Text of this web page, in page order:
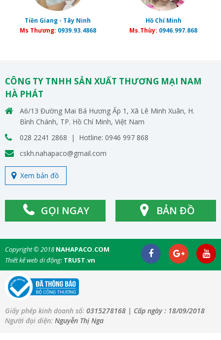
Tiền Giang - Tây Ninh
Ms Thương:0939.93.4868
Hồ Chí Minh
Ms.Thùy: 0946.997.868
CÔNG TY TNHH SẢN XUẤT THƯƠNG MẠI NAM
HÀ PHÁT
A6/13 Đường Mai Bá Hương Ấp 1, Xã Lê Minh Xuân, H.
Bình Chánh, TP. Hồ Chí Minh, Việt Nam
028 2241 2868 | Hotline: 0946 997 868
cskh.nahapaco@gmail.com
Xem bản đồ
GỌI NGAY BẢN ĐỒ
Copyright © 2018 NAHAPACO.COM
Thiết kế web di động: TRUST.vn
Giấy phép kinh doanh số: 0315278168 | Cấp ngày : 18/09/2018
Người đại diện: Nguyễn Thị Nga